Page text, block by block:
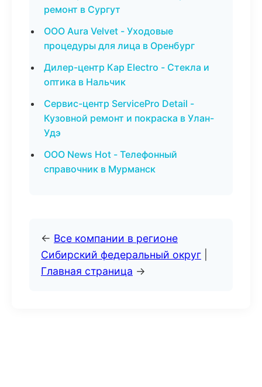
ремонт в Сургут
ООО Aura Velvet - Уходовые
процедуры для лица в Оренбург
Дилер-центр Кар Electro - Стекла и
оптика в Нальчик
Сервис-центр ServicePro Detail -
Кузовной ремонт и покраска в Улан-
Удэ
ООО News Hot - Телефонный
справочник в Мурманск
← Все компании в регионе
Сибирский федеральный округ
Главная страница →